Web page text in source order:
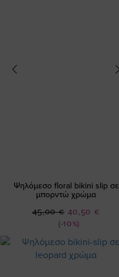
Ψηλόμεσο floral bikini slip σε
μπορντώ χρώμα
(-10%)
Ειδική
Τιμή
40,50 €
45,00 €